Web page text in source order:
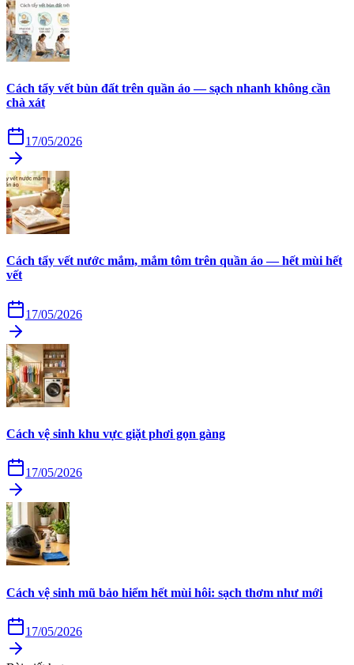
Cách tẩy vết bùn đất trên quần áo — sạch nhanh không cần
chà xát
17/05/2026
Cách tẩy vết nước mắm, mắm tôm trên quần áo — hết mùi hết
vết
17/05/2026
Cách vệ sinh khu vực giặt phơi gọn gàng
17/05/2026
Cách vệ sinh mũ bảo hiểm hết mùi hôi: sạch thơm như mới
17/05/2026